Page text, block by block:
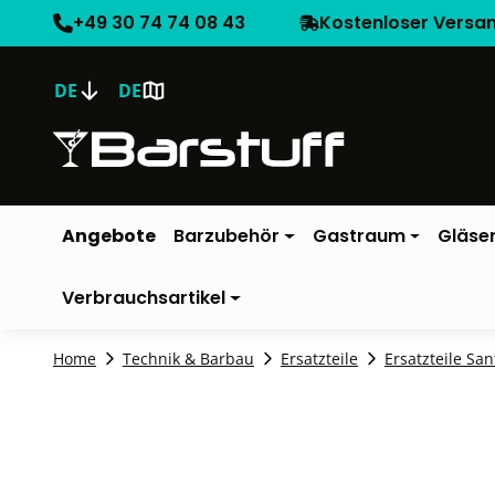
+49 30 74 74 08 43 Kostenloser
DE DE
Angebote Barzubehör Gastraum
Verbrauchsartikel
Home Technik & Barbau Ersatzteile Ersatzteile